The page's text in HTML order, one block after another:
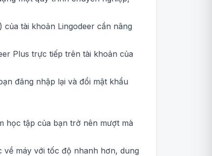
tài khoản Lingodeer cần nâng
Plus trực tiếp trên tài khoản của
đăng nhập lại và đổi mật khẩu
học tập của bạn trở nên mượt mà
về máy với tốc độ nhanh hơn, dung